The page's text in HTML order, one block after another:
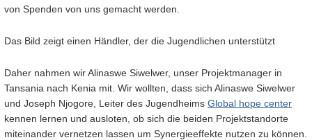
von Spenden von uns gemacht werden.
Das Bild zeigt einen Händler, der die Jugendlichen unterstützt
Daher nahmen wir Alinaswe Siwelwer, unser Projektmanager in
Tansania nach Kenia mit. Wir wollten, dass sich Alinaswe Siwelwer
und Joseph Njogore, Leiter des Jugendheims Global hope center
kennen lernen und ausloten, ob sich die beiden Projektstandorte
miteinander vernetzen lassen um Synergieeffekte nutzen zu können.